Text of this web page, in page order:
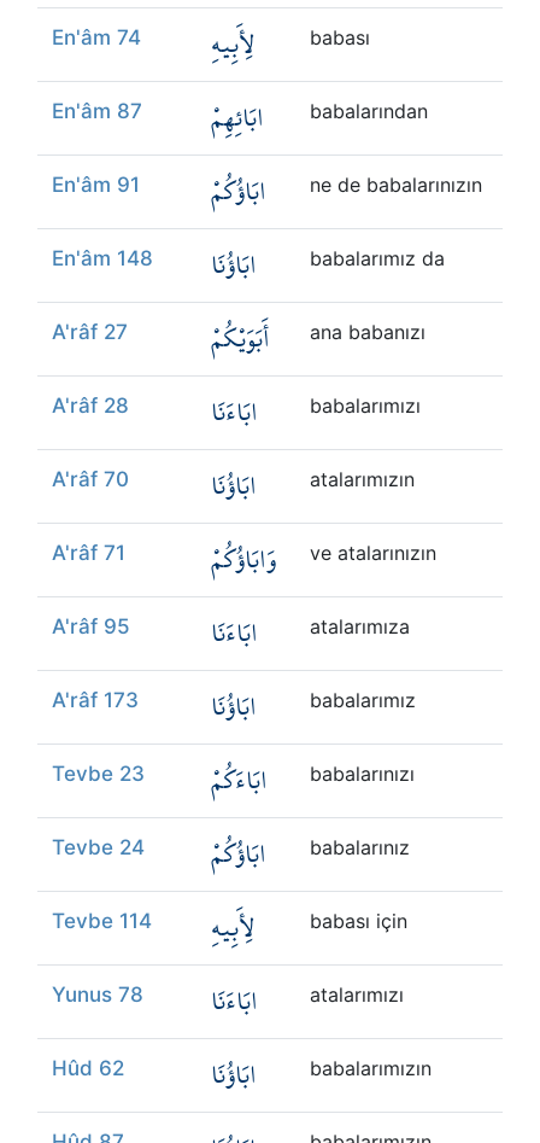
En'âm 74 لِأَبِيهِ babası
En'âm 87 ابَائِهِمْ babalarından
En'âm 91 ابَاؤُكُمْ ne de babalarınızın
En'âm 148 ابَاؤُنَا babalarımız da
A'râf 27 أَبَوَيْكُمْ ana babanızı
A'râf 28 ابَاءَنَا babalarımızı
A'râf 70 ابَاؤُنَا atalarımızın
A'râf 71 وَابَاؤُكُمْ ve atalarınızın
A'râf 95 ابَاءَنَا atalarımıza
A'râf 173 ابَاؤُنَا babalarımız
Tevbe 23 ابَاءَكُمْ babalarınızı
Tevbe 24 ابَاؤُكُمْ babalarınız
Tevbe 114 لِأَبِيهِ babası için
Yunus 78 ابَاءَنَا atalarımızı
Hûd 62 ابَاؤُنَا babalarımızın